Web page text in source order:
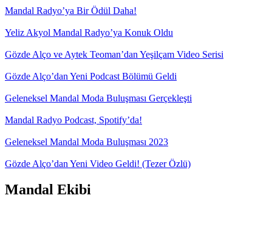
Mandal Radyo’ya Bir Ödül Daha!
Yeliz Akyol Mandal Radyo’ya Konuk Oldu
Gözde Alço ve Aytek Teoman’dan Yeşilçam Video Serisi
Gözde Alço’dan Yeni Podcast Bölümü Geldi
Geleneksel Mandal Moda Buluşması Gerçekleşti
Mandal Radyo Podcast, Spotify’da!
Geleneksel Mandal Moda Buluşması 2023
Gözde Alço’dan Yeni Video Geldi! (Tezer Özlü)
Mandal Ekibi